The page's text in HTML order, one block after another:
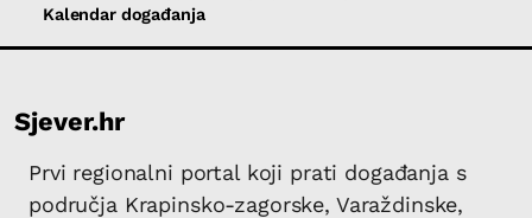
Kalendar događanja
Sjever.hr
Prvi regionalni portal koji prati događanja s
područja Krapinsko-zagorske, Varaždinske,